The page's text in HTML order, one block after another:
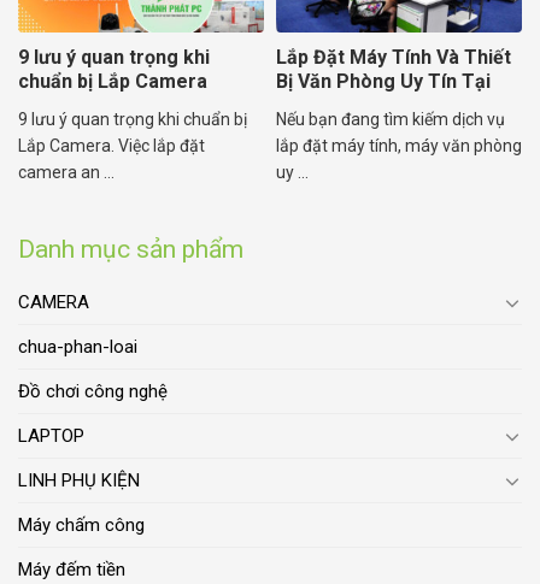
Danh mục sản phẩm
CAMERA
chua-phan-loai
Đồ chơi công nghệ
LAPTOP
LINH PHỤ KIỆN
Máy chấm công
Máy đếm tiền
9 lưu ý quan trọng khi
chuẩn bị Lắp Camera
9 lưu ý quan trọng khi chuẩn bị
Lắp Camera. Việc lắp đặt
camera an ...
Lắp Đặt Máy Tính Và Thiết
Bị Văn Phòng Uy Tín Tại
Hải Dương
Nếu bạn đang tìm kiếm dịch vụ
lắp đặt máy tính, máy văn phòng
uy ...